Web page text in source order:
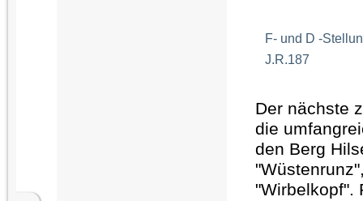
F- und D -
J.R.187
Der nächste
die
den Berg
"Wirbelkopf".